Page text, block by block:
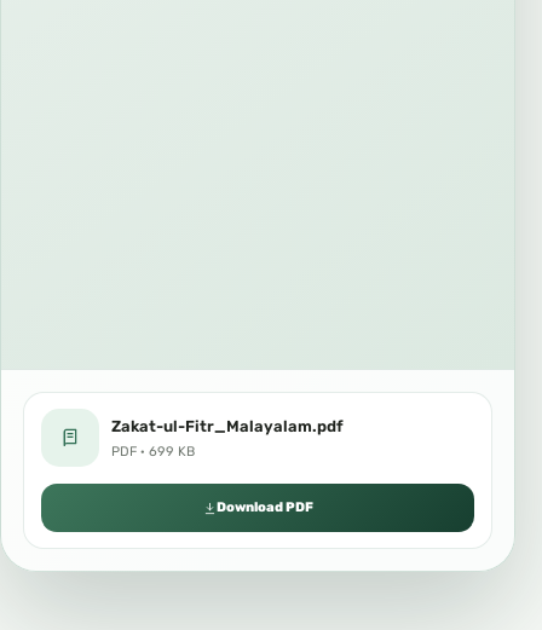
Zakat-ul-Fitr_Malayalam.pdf
PDF · 699 KB
Download PDF